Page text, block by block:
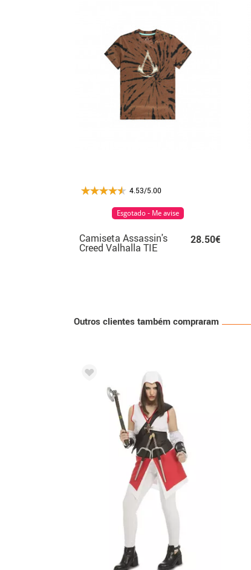
4.53/5.00
Camiseta Assassin's
Creed Valhalla TIE
28.50€
Esgotado - Me avise
Outros clientes também compraram